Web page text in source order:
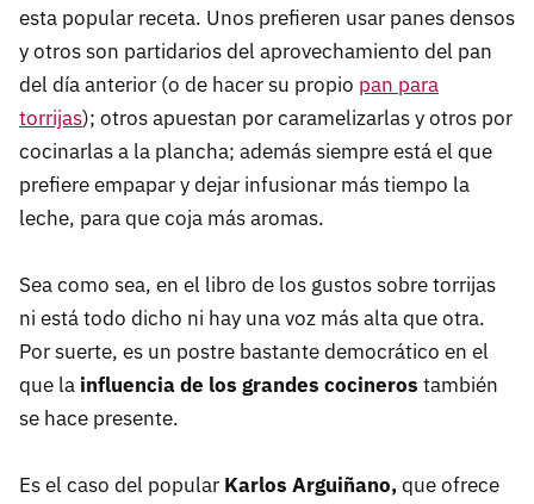
esta popular receta. Unos prefieren usar panes densos
y otros son partidarios del aprovechamiento del pan
del día anterior (o de hacer su propio pan para
torrijas); otros apuestan por caramelizarlas y otros por
cocinarlas a la plancha; además siempre está el que
prefiere empapar y dejar infusionar más tiempo la
leche, para que coja más aromas.
Sea como sea, en el libro de los gustos sobre torrijas
ni está todo dicho ni hay una voz más alta que otra.
Por suerte, es un postre bastante democrático en el
que la influencia de los grandes cocineros también
se hace presente.
Es el caso del popular Karlos Arguiñano,que ofrece